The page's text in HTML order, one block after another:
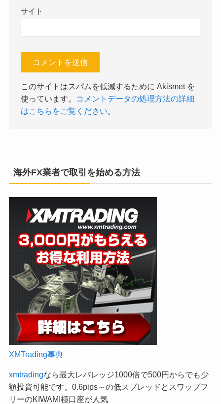
サイト
このサイトはスパムを低減するために Akismet を
使っています。
コメントデータの処理方法の詳細
はこちらをご覧ください。
海外FX業者で取引を始める方法
XMTrading事典
xmtradingなら最大レバレッジ1000倍で500円からでも少
額投資可能です。0.6pips～の低スプレッドとスワップフ
リーのKIWAMI極口座が人気